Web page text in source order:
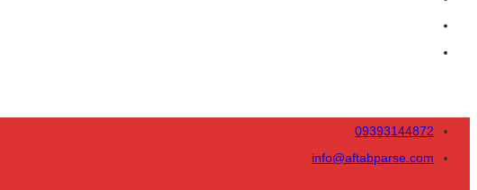
09393144872
info@aftabparse.com